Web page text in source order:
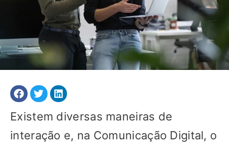
Existem diversas maneiras de
interação e, na Comunicação Digital, o